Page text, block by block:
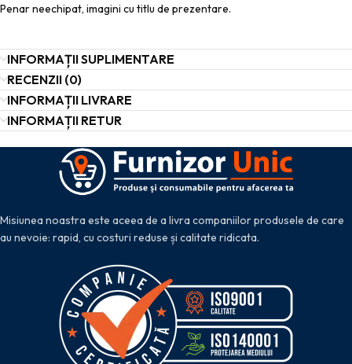
Penar neechipat, imagini cu titlu de prezentare.
INFORMAȚII SUPLIMENTARE
RECENZII (0)
INFORMAȚII LIVRARE
INFORMAȚII RETUR
Misiunea noastra este aceea de a livra companiilor produsele de care
au nevoie: rapid, cu costuri reduse și calitate ridicata.